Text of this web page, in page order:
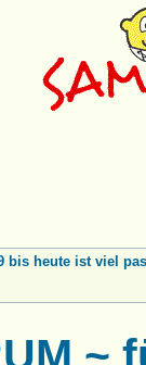
bis heute ist viel